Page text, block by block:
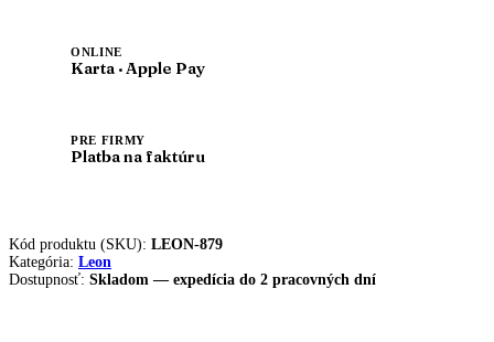
ONLINE
Karta · Apple Pay
PRE FIRMY
Platba na faktúru
Kód produktu (SKU): LEON-879
Kategória: Leon
Dostupnosť: Skladom — expedícia do 2 pracovných dní